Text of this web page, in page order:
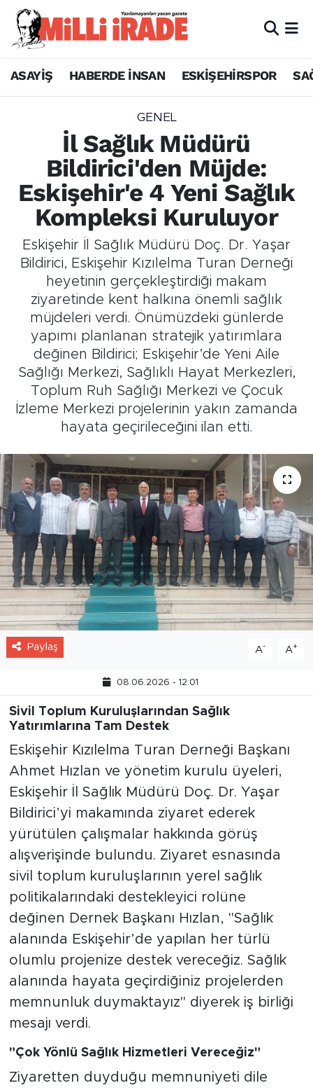
ASAYİŞ HABERDE İNSAN ESKİŞEHİRSPOR
GENEL
İl Sağlık Müdürü
Bildirici'den Müjde:
Eskişehir'e 4 Yeni Sağlık
Kompleksi Kuruluyor
Eskişehir İl Sağlık Müdürü Doç. Dr. Yaşar
Bildirici, Eskişehir Kızılelma Turan Derneği
heyetinin gerçekleştirdiği makam
ziyaretinde kent halkına önemli sağlık
müjdeleri verdi. Önümüzdeki günlerde
yapımı planlanan stratejik yatırımlara
değinen Bildirici; Eskişehir’de Yeni Aile
Sağlığı Merkezi, Sağlıklı Hayat Merkezleri,
Toplum Ruh Sağlığı Merkezi ve Çocuk
İzleme Merkezi projelerinin yakın zamanda
hayata geçirileceğini ilan etti.
Paylaş A- A+
08.06.2026 - 12:01
Sivil Toplum Kuruluşlarından Sağlık
Yatırımlarına Tam Destek
Eskişehir Kızılelma Turan Derneği Başkanı
Ahmet Hızlan ve yönetim kurulu üyeleri,
Eskişehir İl Sağlık Müdürü Doç. Dr. Yaşar
Bildirici’yi makamında ziyaret ederek
yürütülen çalışmalar hakkında görüş
alışverişinde bulundu. Ziyaret esnasında
sivil toplum kuruluşlarının yerel sağlık
politikalarındaki destekleyici rolüne
değinen Dernek Başkanı Hızlan, "Sağlık
alanında Eskişehir’de yapılan her türlü
olumlu projenize destek vereceğiz. Sağlık
alanında hayata geçirdiğiniz projelerden
memnunluk duymaktayız" diyerek iş birliği
mesajı verdi.
"Çok Yönlü Sağlık Hizmetleri Vereceğiz"
Ziyaretten duyduğu memnuniyeti dile